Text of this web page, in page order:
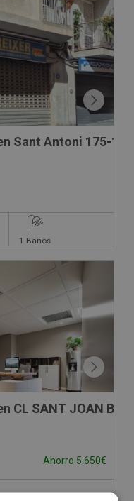
Sant Antoni 175-
1 Baños
CL SANT JOAN
Ahorro 5.650€